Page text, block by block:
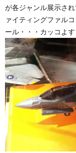
が各ジャンル展示さ
ァイティングファル
ール・・・カッコよす